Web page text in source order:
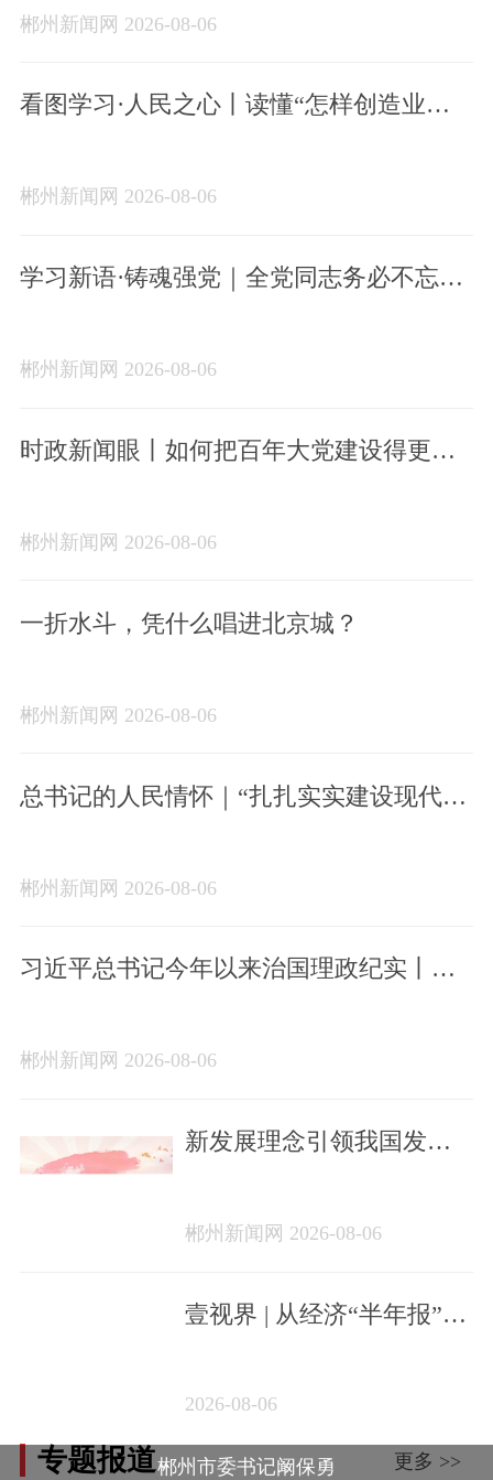
郴州新闻网 2026-08-06
看图学习·人民之心丨读懂“怎样创造业
郴州新闻网 2026-08-06
学习新语·铸魂强党｜全党同志务必不忘初
郴州新闻网 2026-08-06
时政新闻眼丨如何把百年大党建设得更加
郴州新闻网 2026-08-06
一折水斗，凭什么唱进北京城？
郴州新闻网 2026-08-06
总书记的人民情怀｜“扎扎实实建设现代化
郴州新闻网 2026-08-06
习近平总书记今年以来治国理政纪实丨砥
郴州新闻网 2026-08-06
新发展理念引领我国发展
色社会主义思想·《习近平
通读）——学习《习近平
郴州新闻网 2026-08-06
壹视界 | 从经济“半年报”，
2026-08-06
专题报道 更多 >>
郴州市委书记阚保勇